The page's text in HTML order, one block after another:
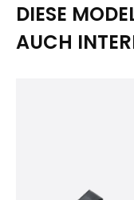
DIESE
AUCH